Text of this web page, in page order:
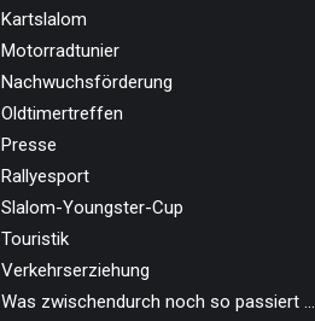
Kartslalom
Motorradtunier
Nachwuchsförderung
Oldtimertreffen
Presse
Rallyesport
Slalom-Youngster-Cup
Touristik
Verkehrserziehung
Was zwischendurch noch so passiert …